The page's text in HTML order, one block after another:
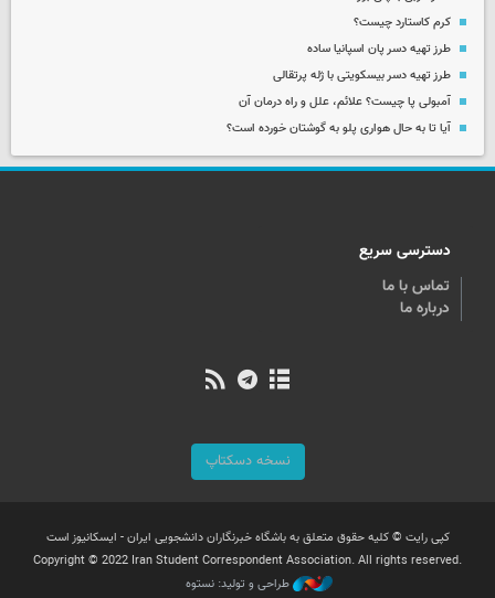
کرم کاستارد چیست؟
طرز تهیه دسر پان اسپانیا ساده
طرز تهیه دسر بیسکویتی با ژله پرتقالی
آمبولی پا چیست؟ علائم، علل و راه درمان آن
آیا تا به حال هواری پلو به گوشتان خورده است؟
دسترسی سریع
تماس با ما
درباره ما
نسخه دسکتاپ
کپی رایت © کلیه حقوق متعلق به باشگاه خبرنگاران دانشجویی ایران - ایسکانیوز است
Copyright © 2022 Iran Student Correspondent Association. All rights reserved.
طراحی و تولید: نستوه